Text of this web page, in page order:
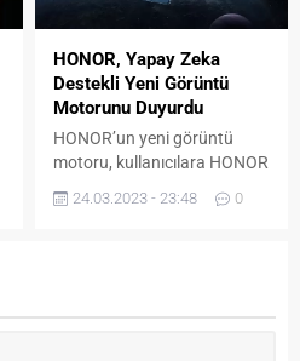
HONOR, Yapay Zeka
Destekli Yeni Görüntü
Motorunu Duyurdu
HONOR’un yeni görüntü
motoru, kullanıcılara HONOR
Magic5 Pro'da yapay zeka
destekli fotoğrafçılık
24.03.2023 - 23:48 0